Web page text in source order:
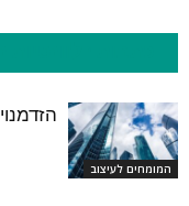
המומחים לעיצוב